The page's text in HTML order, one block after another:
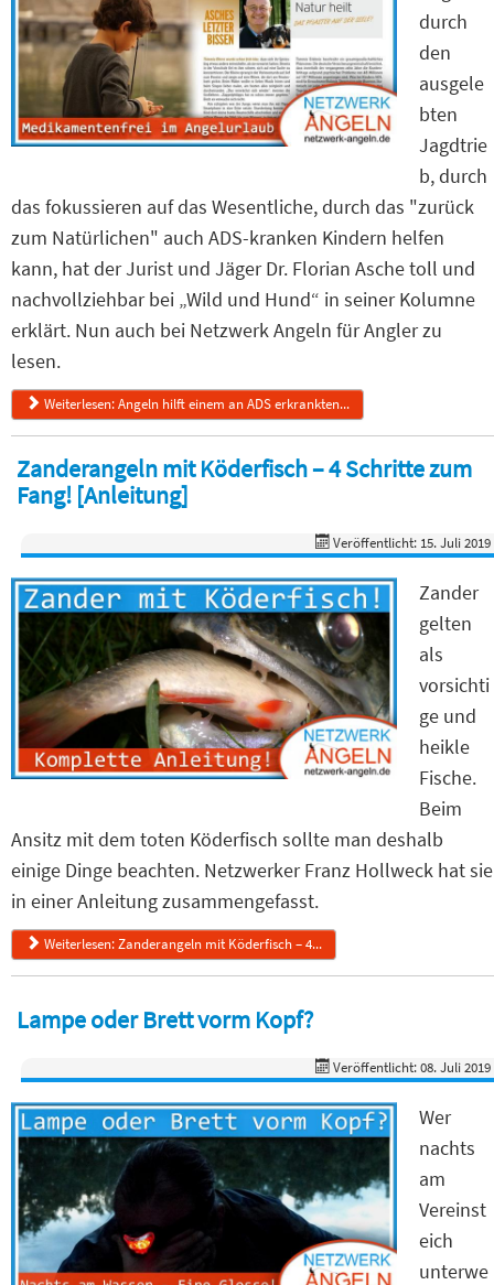
durch
den
ausgele
bten
Jagdtrie
b, durch
das fokussieren auf das Wesentliche, durch das "zurück
zum Natürlichen" auch ADS-kranken Kindern helfen
kann, hat der Jurist und Jäger Dr. Florian Asche toll und
nachvollziehbar bei „Wild und Hund“ in seiner Kolumne
erklärt. Nun auch bei Netzwerk Angeln für Angler zu
lesen.
Weiterlesen: Angeln hilft einem an ADS erkrankten...
Zanderangeln mit Köderfisch – 4 Schritte zum
Fang! [Anleitung]
Veröffentlicht: 15. Juli 2019
Zander
gelten
als
vorsichti
ge und
heikle
Fische.
Beim
Ansitz mit dem toten Köderfisch sollte man deshalb
einige Dinge beachten. Netzwerker Franz Hollweck hat sie
in einer Anleitung zusammengefasst.
Weiterlesen: Zanderangeln mit Köderfisch – 4...
Lampe oder Brett vorm Kopf?
Veröffentlicht: 08. Juli 2019
Wer
nachts
am
Vereinst
eich
unterwe